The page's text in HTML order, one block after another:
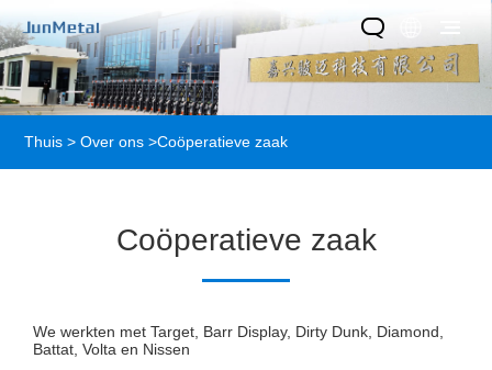
Thuis > Over ons >Coöperatieve zaak
Coöperatieve zaak
We werkten met Target, Barr Display, Dirty Dunk, Diamond,
Battat, Volta en Nissen